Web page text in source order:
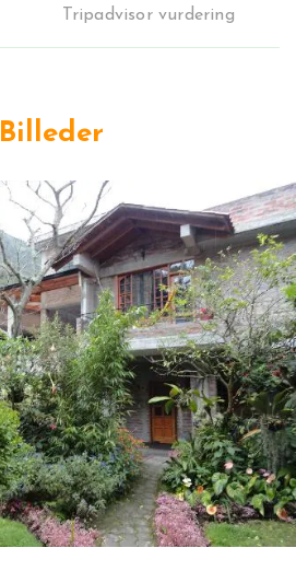
Tripadvisor vurdering
Billeder